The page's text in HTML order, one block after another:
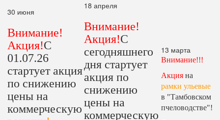
30 июня
Внимание!
Акция!С
01.07.26
стартует акция
по снижению
цены на
коммерческую
18 апреля
Внимание!
Акция!С
сегодняшнего
дня стартует
акция по
снижению
цены на
коммерческую
13 марта
Внимание!!!
Акция на
рамки ульевые
в "Тамбовском
пчеловодстве"!